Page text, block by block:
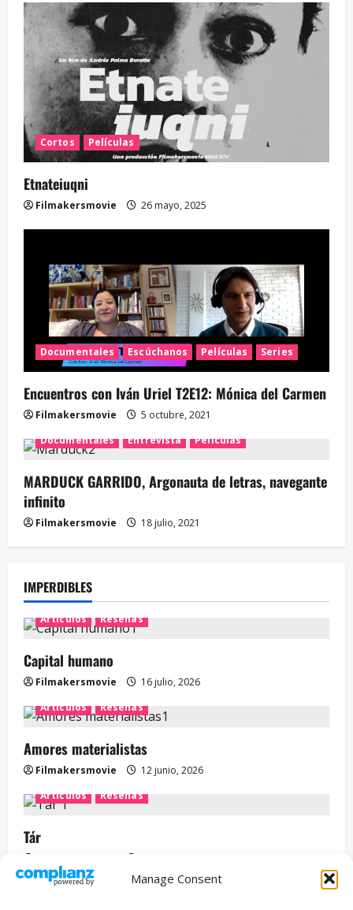
Manage Consent
Cortos Películas
Etnateiuqni
Filmakersmovie 26 mayo, 2025
Documentales Escúchanos Películas Series
Encuentros con Iván Uriel T2E12: Mónica del Carmen
Filmakersmovie
5 octubre, 2021
Documentales
Entrevista Películas
MARDUCK GARRIDO, Argonauta de letras, navegante
infinito
Filmakersmovie 18 julio, 2021
IMPERDIBLES
Artículos Reseñas
Capital humano
Filmakersmovie
16 julio, 2026
Artículos
Reseñas
Amores materialistas
Filmakersmovie
12 junio, 2026
Artículos
Reseñas
Tár
Entrevista
Series